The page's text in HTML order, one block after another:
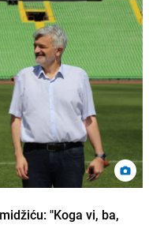
"Koga vi, ba,